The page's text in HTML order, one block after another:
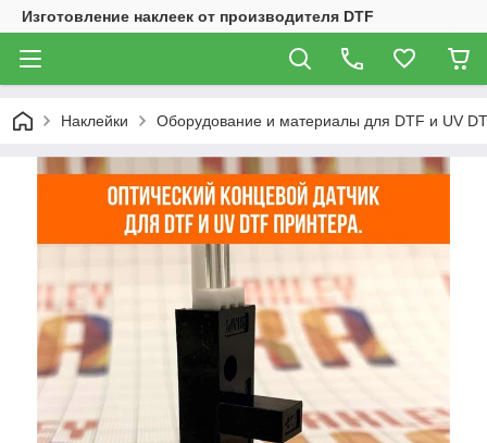
Изготовление наклеек от производителя DTF
Наклейки Оборудование и материалы для DTF и UV